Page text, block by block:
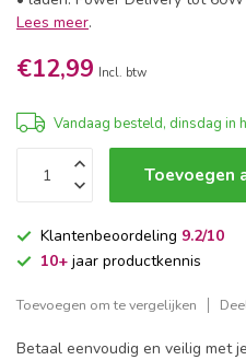
Lees meer.
€12,99 Incl. btw
Vandaag besteld, dinsdag in
Toevoegen
Klantenbeoordeling 9.2/10
10+ jaar productkennis
Toevoegen om te vergelijken
Betaal eenvoudig en veilig met